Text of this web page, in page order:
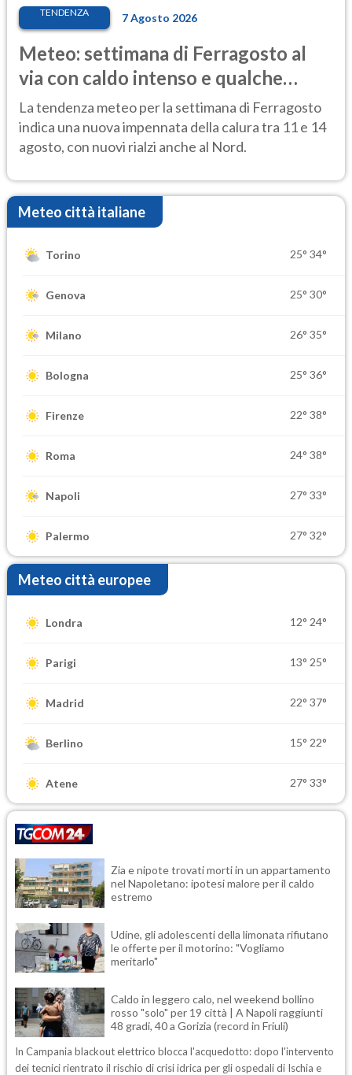
TENDENZA 7 Agosto 2026
Meteo: settimana di Ferragosto al
via con caldo intenso e qualche
temporale
La tendenza meteo per la settimana di Ferragosto
indica una nuova impennata della calura tra 11 e 14
agosto, con nuovi rialzi anche al Nord.
Meteo città italiane
Torino 25° 34°
Genova 25° 30°
Milano 26° 35°
Bologna 25° 36°
Firenze 22° 38°
Roma 24° 38°
Napoli 27° 33°
Palermo 27° 32°
Meteo città europee
Londra 12° 24°
Parigi 13° 25°
Madrid 22° 37°
Berlino 15° 22°
Atene 27° 33°
Zia e nipote trovati morti in un appartamento
nel Napoletano: ipotesi malore per il caldo
estremo
Udine, gli adolescenti della limonata rifiutano
le offerte per il motorino: "Vogliamo
meritarlo"
Caldo in leggero calo, nel weekend bollino
rosso "solo" per 19 città | A Napoli raggiunti
48 gradi, 40 a Gorizia (record in Friuli)
In Campania blackout elettrico blocca l'acquedotto: dopo l'intervento
dei tecnici rientrato il rischio di crisi idrica per gli ospedali di Ischia e